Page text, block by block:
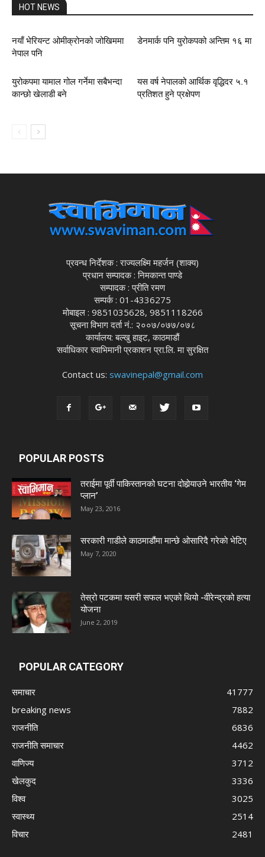
HOT NEWS
नयाँ भेरियन्ट ओमीक्रोनको जोखिममा
नेपाल पनि
डेनमार्क पनि युरोकपको अन्तिम १६ मा
युरोकपमा यामाल गोल गर्नेमा सबैभन्दा
कान्छो खेलाडी बने
यस वर्ष नेपालको आर्थिक वृद्धिदर ५.१
प्रतिशत हुने प्रक्षेपण
प्रवन्ध निर्देशक : राज्यलक्ष्मि महर्जन (शाक्य)
प्रधान सम्पादक : निमकान्त पाण्डे
सम्पादक : प्रीति रमण
सम्पर्क : 01-4336275
मोबाइल : 9851035628, 9851118266
सूचना विभाग दर्ता नं.: २००७/०७७/०७८
कार्यालय: बल्खु हाइट, काठमाडौं
सर्वाधिकार स्वाभिमानी प्रकाशन प्रा.लि. मा सुरक्षित
Contact us: swavinepal@gmail.com
POPULAR POSTS
तराईमा पूर्वी पाकिस्तानको घटना दोहोर्‍याउने भारतीय ‘गेम
प्लान’
May 23, 2016
सरकारी गाडीले काठमाडौंमा मान्छे ओसारिदै गरेकाे भेटिए
May 7, 2020
तेस्रो पटकमा यसरी सफल भएको थियो -वीरेन्द्रको हत्या
योजना
June 2, 2019
POPULAR CATEGORY
समाचार
41777
breaking news
7882
राजनीति
6836
राजनीति समाचार
4462
वाणिज्य
3712
खेलकुद
3336
विश्व
3025
स्वास्थ्य
2514
विचार
2481